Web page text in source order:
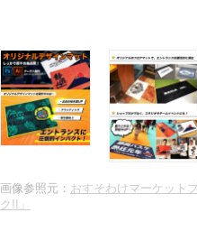
画像参照元： おすそわけマーケット
ク!!」